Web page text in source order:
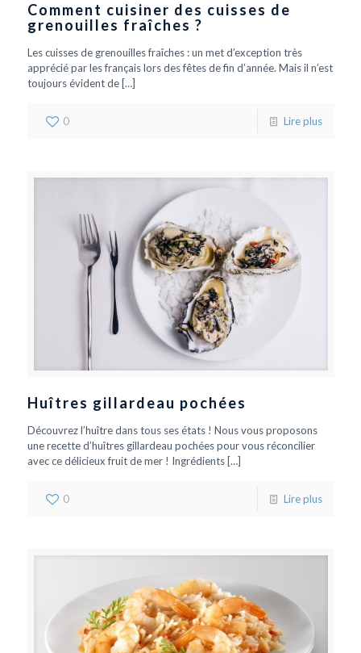
Comment cuisiner des cuisses de
grenouilles fraîches ?
Les cuisses de grenouilles fraîches : un met d’exception très
apprécié par les français lors des fêtes de fin d’année. Mais il n’est
toujours évident de[…]
0 Lire plus
Huîtres gillardeau pochées
Découvrez l’huître dans tous ses états ! Nous vous proposons
une recette d’huîtres gillardeau pochées pour vous réconcilier
avec ce délicieux fruit de mer ! Ingrédients[…]
0 Lire plus